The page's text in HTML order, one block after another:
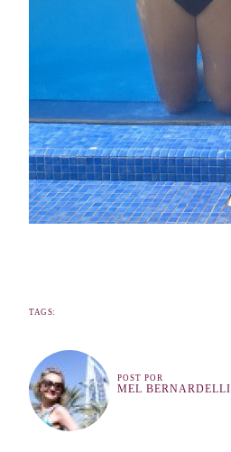
TAGS:
POST POR
MEL BERNARDELLI